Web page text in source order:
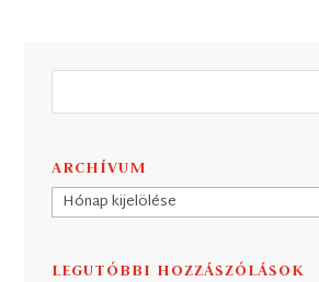
ARCHÍVUM
Archívum
LEGUTÓBBI HOZZÁSZÓLÁSOK